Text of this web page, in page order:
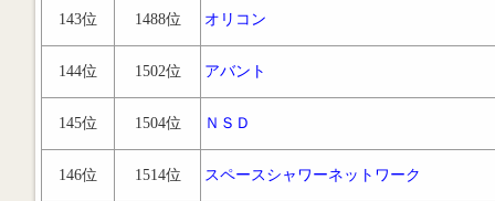
143位 1488位 オリコン
144位 1502位 アバント
145位 1504位 ＮＳＤ
146位 1514位 スペースシャワーネットワーク